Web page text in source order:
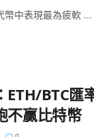
幣中表現最為疲軟 ...
BTC匯
不贏比特幣